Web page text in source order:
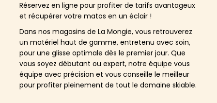
Réservez en ligne pour profiter de tarifs avantageux
et récupérer votre matos en un éclair !
Dans nos magasins de La Mongie, vous retrouverez
un matériel haut de gamme, entretenu avec soin,
pour une glisse optimale dès le premier jour. Que
vous soyez débutant ou expert, notre équipe vous
équipe avec précision et vous conseille le meilleur
pour profiter pleinement de tout le domaine skiable.